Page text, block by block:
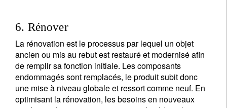
6. Rénover
La rénovation est le processus par lequel un objet
ancien ou mis au rebut est restauré et modernisé afin
de remplir sa fonction initiale. Les composants
endommagés sont remplacés, le produit subit donc
une mise à niveau globale et ressort comme neuf. En
optimisant la rénovation, les besoins en nouveaux